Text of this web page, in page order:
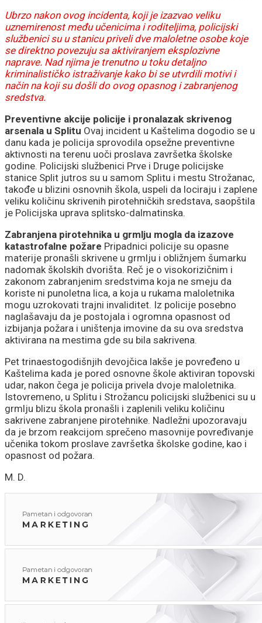
Ubrzo nakon ovog incidenta, koji je izazvao veliku
uznemirenost među učenicima i roditeljima, policijski
službenici su u stanicu priveli dve maloletne osobe koje
se direktno povezuju sa aktiviranjem eksplozivne
naprave. Nad njima je trenutno u toku detaljno
kriminalističko istraživanje kako bi se utvrdili motivi i
način na koji su došli do ovog opasnog i zabranjenog
sredstva.
Preventivne akcije policije i pronalazak skrivenog
arsenala u Splitu Ovaj incident u Kaštelima dogodio se u
danu kada je policija sprovodila opsežne preventivne
aktivnosti na terenu uoči proslava završetka školske
godine. Policijski službenici Prve i Druge policijske
stanice Split jutros su u samom Splitu i mestu Strožanac,
takođe u blizini osnovnih škola, uspeli da lociraju i zaplene
veliku količinu skrivenih pirotehničkih sredstava, saopštila
je Policijska uprava splitsko-dalmatinska.
Zabranjena pirotehnika u grmlju mogla da izazove
katastrofalne požare Pripadnici policije su opasne
materije pronašli skrivene u grmlju i obližnjem šumarku
nadomak školskih dvorišta. Reč je o visokorizičnim i
zakonom zabranjenim sredstvima koja ne smeju da
koriste ni punoletna lica, a koja u rukama maloletnika
mogu uzrokovati trajni invaliditet. Iz policije posebno
naglašavaju da je postojala i ogromna opasnost od
izbijanja požara i uništenja imovine da su ova sredstva
aktivirana na mestima gde su bila sakrivena.
Pet trinaestogodišnjih devojčica lakše je povređeno u
Kaštelima kada je pored osnovne škole aktiviran topovski
udar, nakon čega je policija privela dvoje maloletnika.
Istovremeno, u Splitu i Strožancu policijski službenici su u
grmlju blizu škola pronašli i zaplenili veliku količinu
sakrivene zabranjene pirotehnike. Nadležni upozoravaju
da je brzom reakcijom sprečeno masovnije povređivanje
učenika tokom proslave završetka školske godine, kao i
opasnost od požara.
M. D.